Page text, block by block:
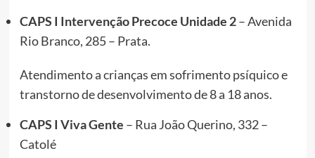
CAPS I Intervenção Precoce Unidade 2– Avenida
Rio Branco, 285 – Prata.
Atendimento a crianças em sofrimento psíquico e
transtorno de desenvolvimento de 8 a 18 anos.
CAPS I Viva Gente – Rua João Querino, 332 –
Catolé